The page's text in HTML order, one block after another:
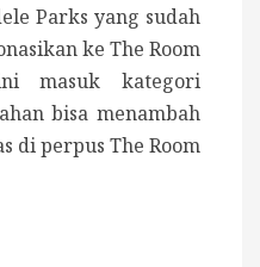
Parks yang sudah
ke The Room
masuk kategori
bisa menambah
di perpus The Room